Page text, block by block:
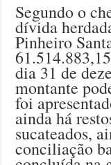
Segundo o
dívida
Pinheiro
dia 31 de
montante
foi
ainda há
sucateados,
conciliação